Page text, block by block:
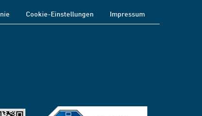
Cookie-Einstellungen Impressum